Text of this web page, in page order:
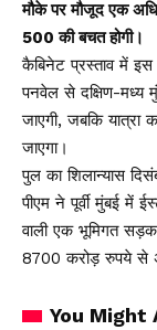
मौके पर मौजूद एक
₹500 की बचत होगी।
कैबिनेट प्रस्ताव में
पनवेल से दक्षिण-मध्य
जाएगी, जबकि
जाएगा।
पुल का शिलान्यास
पीएम ने पूर्वी मुंबई में
वाली एक भूमिगत
8700 करोड़ रुपये से
You Might